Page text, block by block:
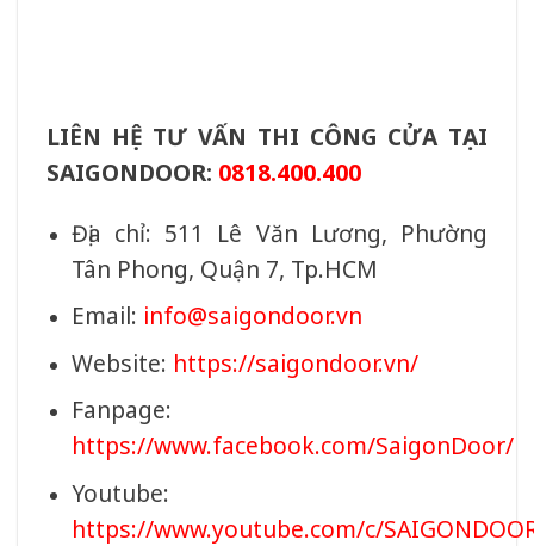
LIÊN HỆ TƯ VẤN THI CÔNG CỬA TẠI
SAIGONDOOR: 0818.400.400
Địa chỉ: 511 Lê Văn Lương, Phường
Tân Phong, Quận 7, Tp.HCM
Email: info@saigondoor.vn
Website: https://saigondoor.vn/
Fanpage:
https://www.facebook.com/SaigonDoor/
Youtube:
https://www.youtube.com/c/